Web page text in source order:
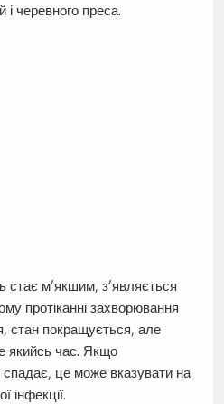
і черевного преса.
стає м’якшим, з’являється
протіканні захворювання
стан покращується, але
якийсь час. Якщо
це може вказувати на
інфекції.